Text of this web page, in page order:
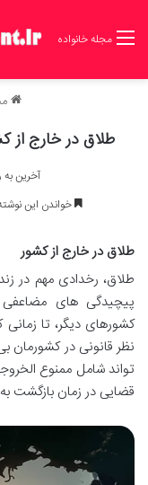
مجله خانواده
طلاق در خارج از
آخرین به روز
خواندن این نوشته از مجله
طلاق در خارج از کشور
طلاق، رخدادی مهم در
پیچیدگی های مضاعفی
کشورهای دیگر، تا زمانی
نظر قانونی در کشورمان
تواند شامل ممنوع
قضایی در زمان بازگشت